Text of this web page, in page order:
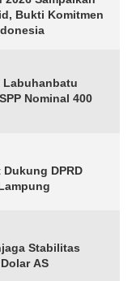
Bukti Komitmen
Labuhanbatu
Nominal 400
Dukung DPRD
Stabilitas
AS